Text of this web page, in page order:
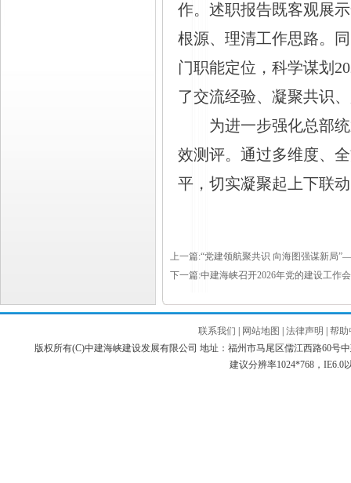
作。述职报告既客观展
根源、理清工作思路。
门职能定位，科学谋划
了交流经验、凝聚共识
为进一步强化总部
效测评。通过多维度、
平，切实凝聚起上下联
上一篇:“党建领航聚共识 向海图强谋新局
下一篇:中建海峡召开2026年党的建设工作
联系我们 网站地图 法律声明
帮助
版权所有(C)中建海峡建设发展有限公司 地址：福州市马尾区儒江西路60号中
建议分辨率1024*768，IE6.0